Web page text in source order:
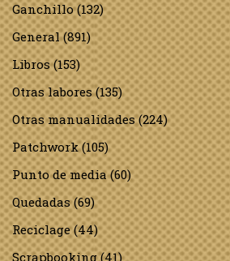
Ganchillo(132)
General(891)
Libros(153)
Otras labores(135)
Otras manualidades(224)
Patchwork(105)
Punto de media(60)
Quedadas(69)
Reciclage(44)
Scrapbooking(41)